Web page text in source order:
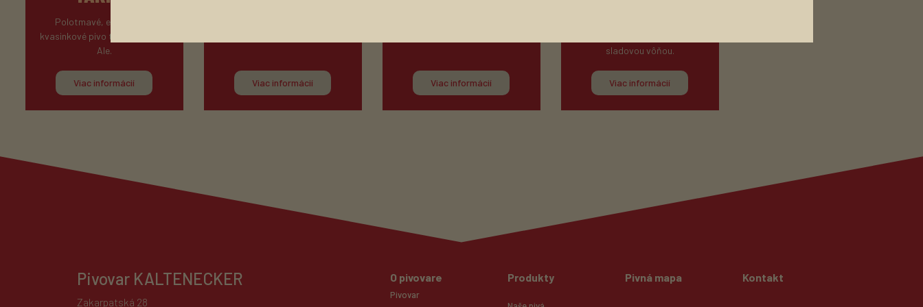
Polotmavé, extra horké
kvasinkové pivo typu India Pale
Ale.
Viac informácií Viac informácií Viac informácií
sladovou vôňou.
Viac informácií
Pivovar KALTENECKER
Zakarpatská 28
O pivovare
Pivovar
Produkty Pivná mapa Kontakt